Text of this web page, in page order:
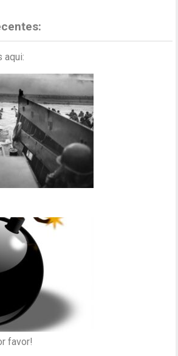
aqui:
favor!